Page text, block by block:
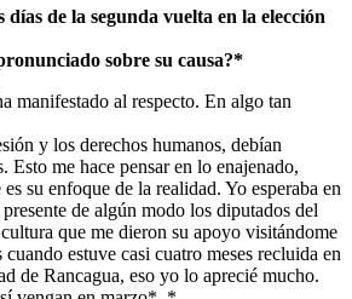
de la segunda vuelta en la elección
sobre su causa?*
manifestado al respecto. En algo tan
y los derechos humanos, debían
Esto me hace pensar en lo enajenado,
su enfoque de la realidad. Yo esperaba en
de algún modo los diputados del
que me dieron su apoyo visitándome
estuve casi cuatro meses recluida en
de Rancagua, eso yo lo aprecié mucho.